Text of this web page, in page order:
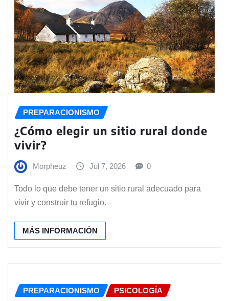
PREPARACIONISMO
¿Cómo elegir un sitio rural donde
vivir?
Morpheuz Jul 7, 2026 0
Todo lo que debe tener un sitio rural adecuado para
vivir y construir tu refugio.
MÁS INFORMACIÓN
PREPARACIONISMO PSICOLOGÍA